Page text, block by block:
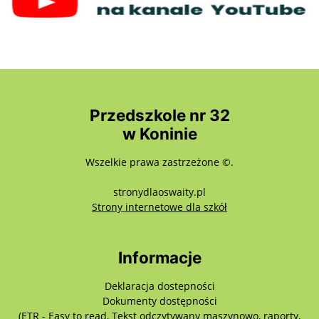
Przedszkole nr 32
w Koninie
Wszelkie prawa zastrzeżone ©.
stronydlaoswaity.pl
Strony internetowe dla szkółotwiera się w
Informacje
Deklaracja dostepności
Dokumenty dostępności
(ETR - Easy to read, Tekst odczytywany maszynowo, raporty,